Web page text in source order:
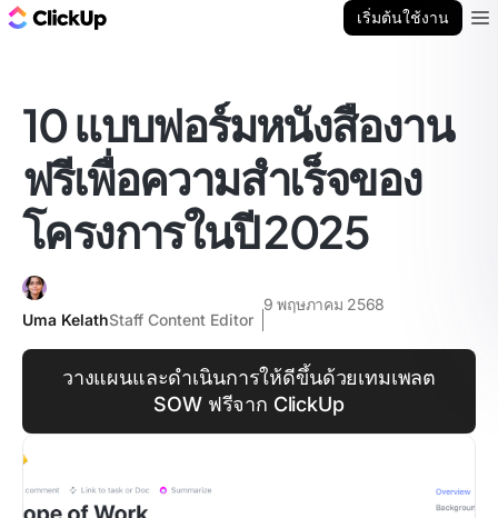
เริ่มต้นใช้งาน
10 แบบฟอร์มหนังสืองาน
ฟรีเพื่อความสำเร็จของ
โครงการในปี 2025
Uma KelathStaff Content Editor
9 พฤษภาคม 2568
วางแผนและดำเนินการให้ดีขึ้นด้วยเทมเพลต
SOW ฟรีจาก ClickUp